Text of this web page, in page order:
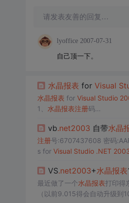
请发表友善的回复…
lyoffice 2007-07-31
自己顶一下。
水晶报表 for Visual
水晶报表 for Visual Studio
1、 水晶报表注册码
注册号:6707437608
密码
2、Asp.Net 中使用水晶报表
1)设计一个DataSet
右击“解决方案浏览器”
vb.net2003 自带水晶
注册号:6707437608 密码
s for Visual Studio .NET
VS.net2003+水晶报表
最近做了一个水晶报表打印得
（以前9.015得会自动升级到